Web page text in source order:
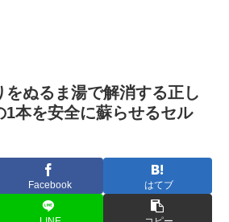
をぬるま湯で解消する正し
1本を安全に蘇らせるセル
Facebook はてブ